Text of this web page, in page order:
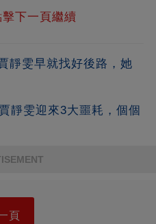
下一頁繼續
靜雯早就找好後路，她
靜雯迎來3大噩耗，個個
頁